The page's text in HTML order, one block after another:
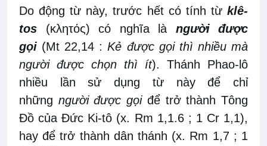
Do động từ này, trước hết có tính từ klê-
tos (κλητός) có nghĩa là người được
gọi (Mt 22,14 :Kẻ được gọi thì nhiều mà
người được chọn thì ít). Thánh Phao-lô
nhiều lần sử dụng từ này để chỉ
những người được gọiđể trở thành Tông
Đồ của Đức Ki-tô (x. Rm 1,1.6 ; 1 Cr 1,1),
hay để trở thành dân thánh (x. Rm 1,7 ; 1